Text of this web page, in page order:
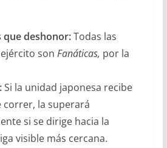
que deshonor:Todas las
son Fanáticas, por la
Si la unidad japonesa recibe
correr, la superará
si se dirige hacia la
visible más cercana.